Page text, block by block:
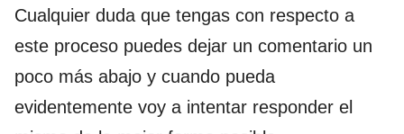
Cualquier duda que tengas con respecto a
este proceso puedes dejar un comentario un
poco más abajo y cuando pueda
evidentemente voy a intentar responder el